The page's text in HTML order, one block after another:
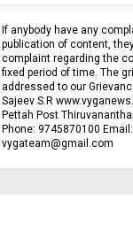
If anybody have any
publication of content,
complaint regarding the
fixed period of time. The
addressed to our
Sajeev S.R
Pettah Post
Phone: 9745870100 Email:
vygateam@gmail.com